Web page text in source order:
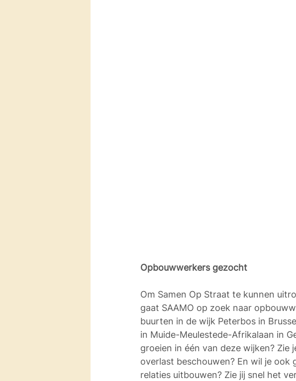
Opbouwwerkers gezocht
Om Samen Op Straat te kunnen
gaat SAAMO op zoek naar
buurten in de wijk Peterbos in
in Muide-Meulestede-Afrikalaan in
groeien in één van deze wijken? Zie
overlast beschouwen? En wil je ook
relaties uitbouwen? Zie jij snel het